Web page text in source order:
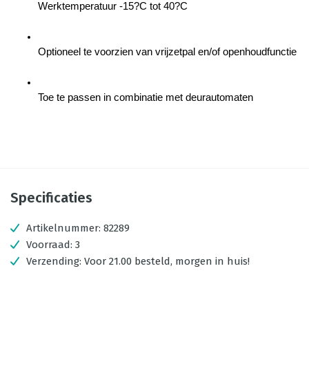
Werktemperatuur -15?C tot 40?C
Optioneel te voorzien van vrijzetpal en/of openhoudfunctie
Toe te passen in combinatie met deurautomaten
Specificaties
Artikelnummer: 82289
Voorraad: 3
Verzending: Voor 21.00 besteld, morgen in huis!